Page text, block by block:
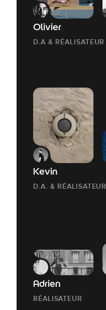
Olivier
D.A & RÉALISATEUR
Kevin
D.A. & RÉALISATEUR
Adrien
RÉALISATEUR